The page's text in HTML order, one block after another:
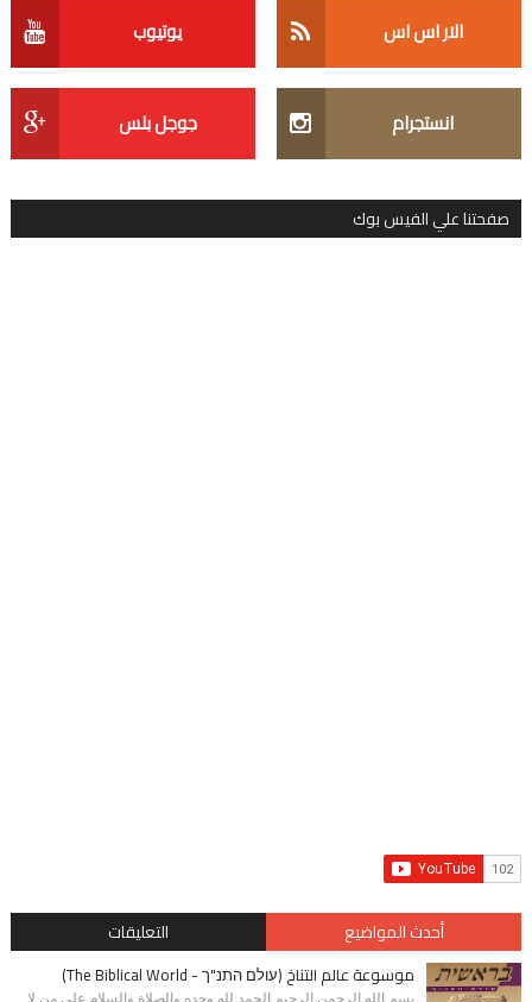
يوتيوب الار اس اس
جوجل بلس انستجرام
صفحتنا علي الفيس بوك
أحدث المواضيع التعليقات
موسوعة عالم التناخ (עולם התנ"ך - The Biblical World)
بسم الله الرحمن الرحيم الحمد لله وحده والصلاة والسلام على من لا